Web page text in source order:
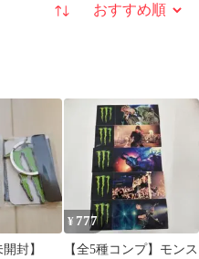
並び替え
封】
¥ 777
【全5種コンプ】モンス